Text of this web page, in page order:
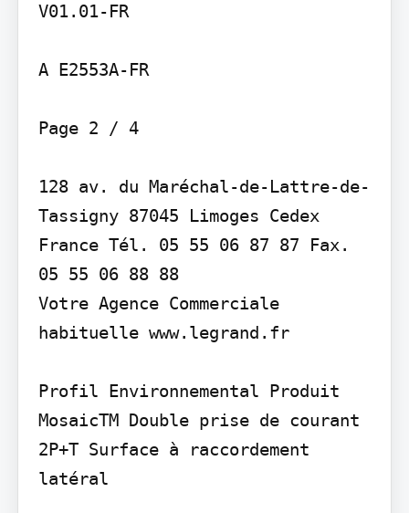
V01.01-FR
A E2553A-FR
Page 2 / 4
128 av. du Maréchal-de-Lattre-de-
Tassigny 87045 Limoges Cedex
France Tél. 05 55 06 87 87 Fax.
05 55 06 88 88
Votre Agence Commerciale
habituelle www.legrand.fr
Profil Environnemental Produit
MosaicTM Double prise de courant
2P+T Surface à raccordement
latéral